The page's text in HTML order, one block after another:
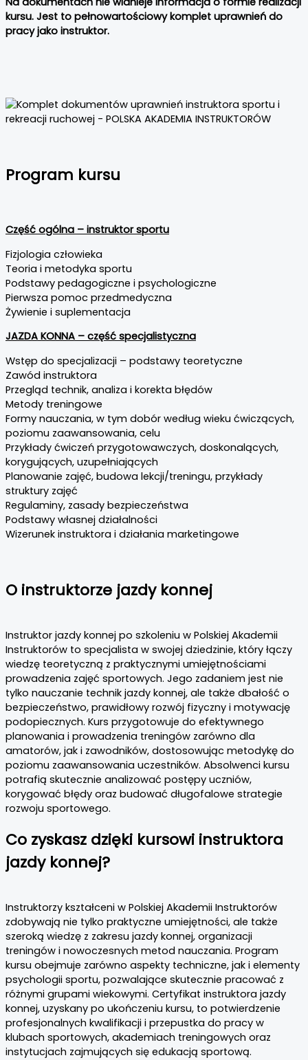
kursu. Jest to pełnowartościowy komplet uprawnień do
pracy jako instruktor.
Program kursu
Część ogólna – instruktor sportu
Fizjologia człowieka
Teoria i metodyka sportu
Podstawy pedagogiczne i psychologiczne
Pierwsza pomoc przedmedyczna
Żywienie i suplementacja
JAZDA KONNA – część specjalistyczna
Wstęp do specjalizacji – podstawy teoretyczne
Zawód instruktora
Przegląd technik, analiza i korekta błędów
Metody treningowe
Formy nauczania, w tym dobór według wieku ćwiczących,
poziomu zaawansowania, celu
Przykłady ćwiczeń przygotowawczych, doskonalących,
korygujących, uzupełniających
Planowanie zajęć, budowa lekcji/treningu, przykłady
struktury zajęć
Regulaminy, zasady bezpieczeństwa
Podstawy własnej działalności
Wizerunek instruktora i działania marketingowe
O instruktorze jazdy konnej
Instruktor jazdy konnej po szkoleniu w Polskiej Akademii
Instruktorów to specjalista w swojej dziedzinie, który łączy
wiedzę teoretyczną z praktycznymi umiejętnościami
prowadzenia zajęć sportowych. Jego zadaniem jest nie
tylko nauczanie technik jazdy konnej, ale także dbałość o
bezpieczeństwo, prawidłowy rozwój fizyczny i motywację
podopiecznych. Kurs przygotowuje do efektywnego
planowania i prowadzenia treningów zarówno dla
amatorów, jak i zawodników, dostosowując metodykę do
poziomu zaawansowania uczestników. Absolwenci kursu
potrafią skutecznie analizować postępy uczniów,
korygować błędy oraz budować długofalowe strategie
rozwoju sportowego.
Co zyskasz dzięki kursowi instruktora
jazdy konnej?
Instruktorzy kształceni w Polskiej Akademii Instruktorów
zdobywają nie tylko praktyczne umiejętności, ale także
szeroką wiedzę z zakresu jazdy konnej, organizacji
treningów i nowoczesnych metod nauczania. Program
kursu obejmuje zarówno aspekty techniczne, jak i elementy
psychologii sportu, pozwalające skutecznie pracować z
różnymi grupami wiekowymi. Certyfikat instruktora jazdy
konnej, uzyskany po ukończeniu kursu, to potwierdzenie
profesjonalnych kwalifikacji i przepustka do pracy w
klubach sportowych, akademiach treningowych oraz
instytucjach zajmujących się edukacją sportową.